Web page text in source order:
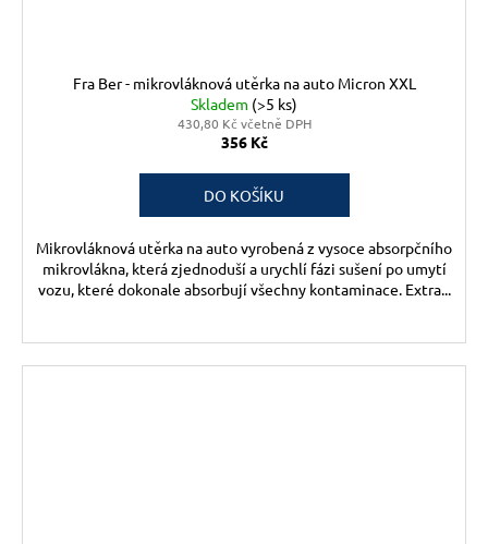
Fra Ber - mikrovláknová utěrka na auto Micron XXL
Skladem (>5 ks)
430,80 Kč včetně DPH
356 Kč
DO KOŠÍKU
Mikrovláknová utěrka na auto vyrobená z vysoce absorpčního
mikrovlákna, která zjednoduší a urychlí fázi sušení po umytí
vozu, které dokonale absorbují všechny kontaminace. Extra...